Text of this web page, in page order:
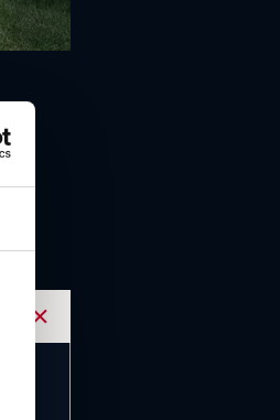
Akkordeon öffnen